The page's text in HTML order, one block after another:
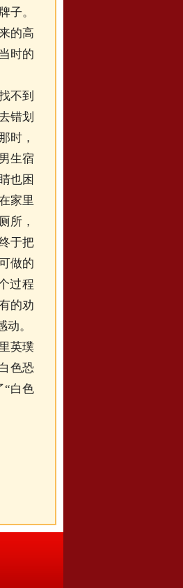
子。
的高
时的
不到
错划
时，
生宿
也困
家里
所，
于把
做的
过程
的劝
。
英璞
色恐
“白色